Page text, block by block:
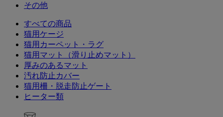
その他
すべての商品
猫用ケージ
猫用カーペット・ラグ
猫用マット（滑り止めマット）
厚みのあるマット
汚れ防止カバー
猫用柵・脱走防止ゲート
ヒーター類